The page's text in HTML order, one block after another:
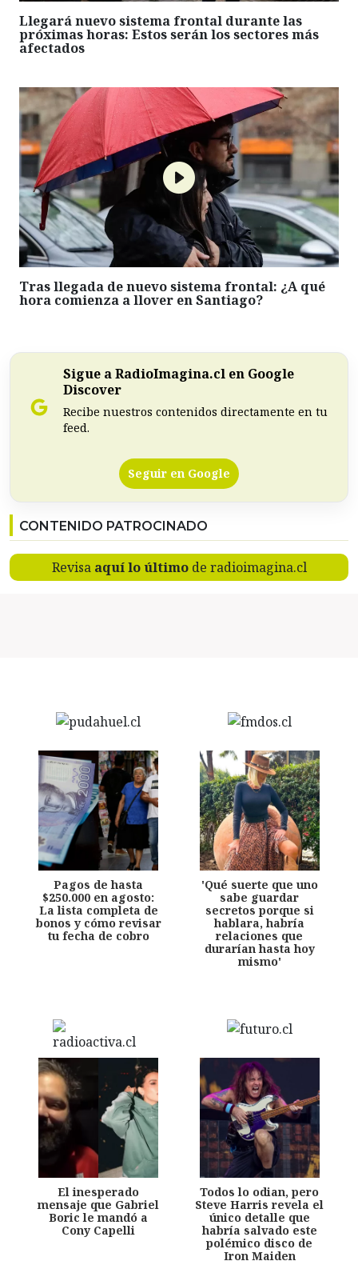
Llegará nuevo sistema frontal durante las
próximas horas: Estos serán los sectores más
afectados
Tras llegada de nuevo sistema frontal: ¿A qué
hora comienza a llover en Santiago?
Sigue a RadioImagina.cl en Google
Discover
Recibe nuestros contenidos directamente en tu
feed.
Seguir en Google
CONTENIDO PATROCINADO
Revisa aquí lo últimode radioimagina.cl
Pagos de hasta
$250.000 en agosto:
La lista completa de
bonos y cómo revisar
tu fecha de cobro
'Qué suerte que uno
sabe guardar
secretos porque si
hablara, habría
relaciones que
durarían hasta hoy
mismo'
El inesperado
mensaje que Gabriel
Boric le mandó a
Cony Capelli
Todos lo odian, pero
Steve Harris revela el
único detalle que
habría salvado este
polémico disco de
Iron Maiden